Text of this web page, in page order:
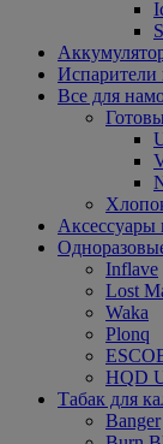
Испарители
Все для
Аксессуары
Inflave
Lost
Waka
Plonq
HQD
Табак для
Banger